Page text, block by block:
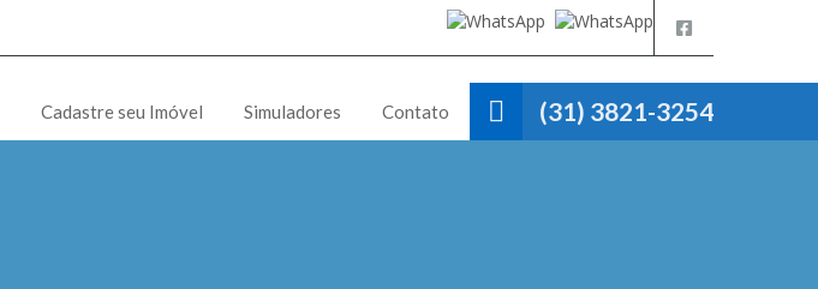
(31) 3821-3254
Cadastre seu Imóvel Simuladores Contato